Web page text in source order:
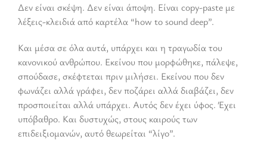
Δεν είναι σκέψη. Δεν είναι άποψη. Είναι copy-paste με
λέξεις-κλειδιά από καρτέλα “how to sound deep”.
Και μέσα σε όλα αυτά, υπάρχει και η τραγωδία του
κανονικού ανθρώπου. Εκείνου που μορφώθηκε, πάλεψε,
σπούδασε, σκέφτεται πριν μιλήσει. Εκείνου που δεν
φωνάζει αλλά γράφει, δεν ποζάρει αλλά διαβάζει, δεν
προσποιείται αλλά υπάρχει. Αυτός δεν έχει ύφος. Έχει
υπόβαθρο. Και δυστυχώς, στους καιρούς των
επιδειξιομανών, αυτό θεωρείται “λίγο”.